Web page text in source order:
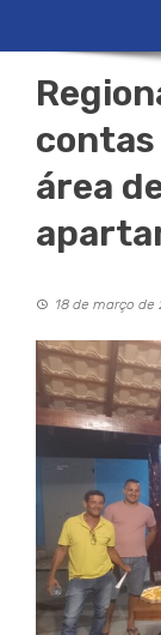
área
18 de março de